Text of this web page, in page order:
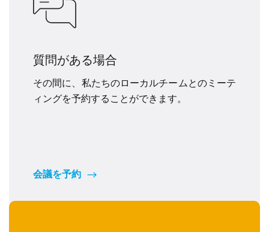
質問がある場合
その間に、私たちのローカルチームとのミーテ
ィングを予約することができます。
会議を予約